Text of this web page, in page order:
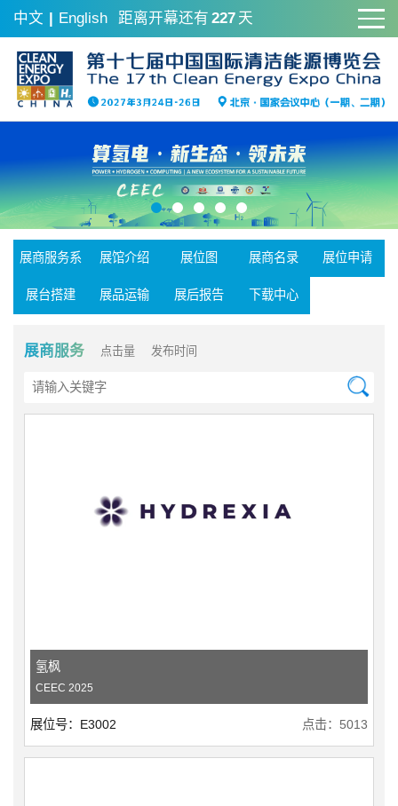
中文 | English 距离开幕还有 227 天
展商服务系
统
展馆介绍 展位图 展商名录 展位申请
展台搭建 展品运输 展后报告 下载中心
展商服务 点击量 发布时间
氢枫
CEEC 2025
展位号：E3002 点击：5013